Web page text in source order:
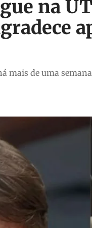
na
mais de uma